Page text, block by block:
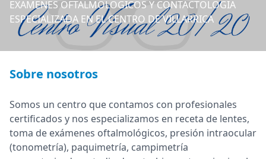
EXAMENES OFTALMOLOGICOS Y CONTACTOLOGIA
ESPECIALIZADA EN EL CENTRO DE VILLARRICA
Sobre nosotros
Somos un centro que contamos con profesionales
certificados y nos especializamos en receta de lentes,
toma de exámenes oftalmológicos, presión intraocular
(tonometría), paquimetría, campimetría